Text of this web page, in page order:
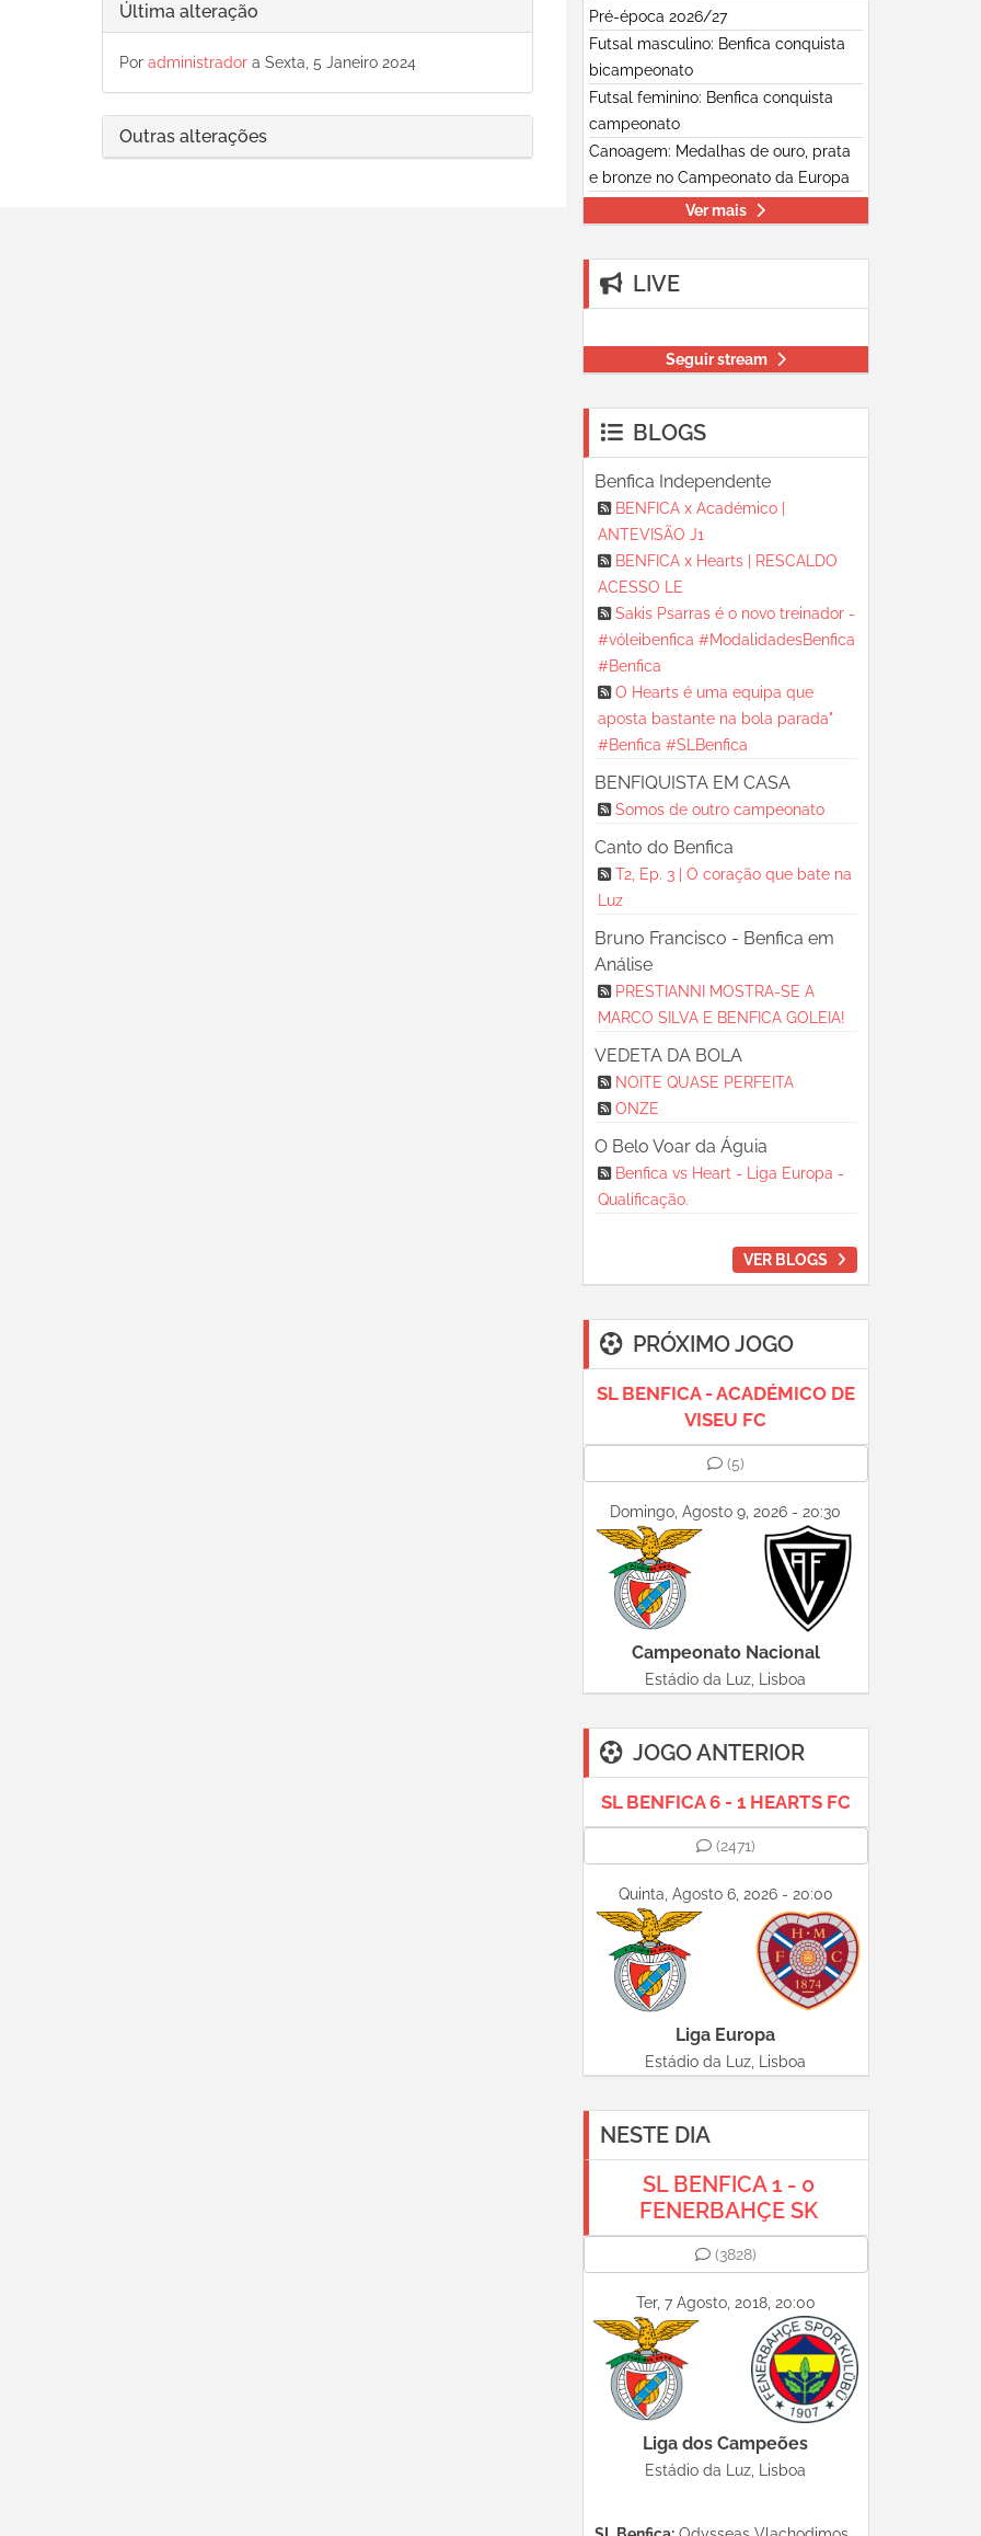
Última alteração
Por administradora Sexta, 5 Janeiro 2024
Outras alterações
Pré-época 2026/27
Futsal masculino: Benfica conquista
bicampeonato
Futsal feminino: Benfica conquista
campeonato
Canoagem: Medalhas de ouro, prata
e bronze no Campeonato da Europa
Ver mais
LIVE
Seguir stream
BLOGS
Benfica Independente
BENFICA x Académico |
ANTEVISÃO J1
BENFICA x Hearts | RESCALDO
ACESSO LE
Sakis Psarras é o novo treinador -
#vóleibenfica #ModalidadesBenfica
#Benfica
O Hearts é uma equipa que
aposta bastante na bola parada"
#Benfica #SLBenfica
BENFIQUISTA EM CASA
Somos de outro campeonato
Canto do Benfica
T2, Ep. 3 | O coração que bate na
Luz
Bruno Francisco - Benfica em
Análise
PRESTIANNI MOSTRA-SE A
MARCO SILVA E BENFICA GOLEIA!
VEDETA DA BOLA
NOITE QUASE PERFEITA
ONZE
O Belo Voar da Águia
Benfica vs Heart - Liga Europa -
Qualificação.
VER BLOGS
PRÓXIMO JOGO
SL BENFICA - ACADÉMICO DE
VISEU FC
(5)
Domingo, Agosto 9, 2026 - 20:30
Campeonato Nacional
Estádio da Luz, Lisboa
JOGO ANTERIOR
SL BENFICA 6 - 1 HEARTS FC
(2471)
Quinta, Agosto 6, 2026 - 20:00
Liga Europa
Estádio da Luz, Lisboa
NESTE DIA
SL BENFICA 1 - 0
FENERBAHÇE SK
(3828)
Ter, 7 Agosto, 2018, 20:00
Liga dos Campeões
Estádio da Luz, Lisboa